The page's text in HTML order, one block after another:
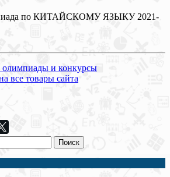
по КИТАЙСКОМУ ЯЗЫКУ 2021-
олимпиады и конкурсы
все товары сайта